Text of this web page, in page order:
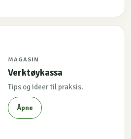
MAGASIN
Verktøykassa
Tips og ideer til praksis.
Åpne